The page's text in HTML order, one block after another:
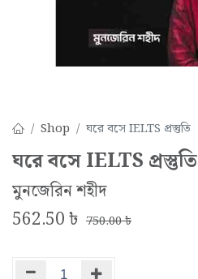
Shop ঘরে বসে IELTS প্রস্তুতি
ঘরে বসে IELTS প্রস্তুতি
মুনজেরিন শহীদ
562.50৳ 750.00৳